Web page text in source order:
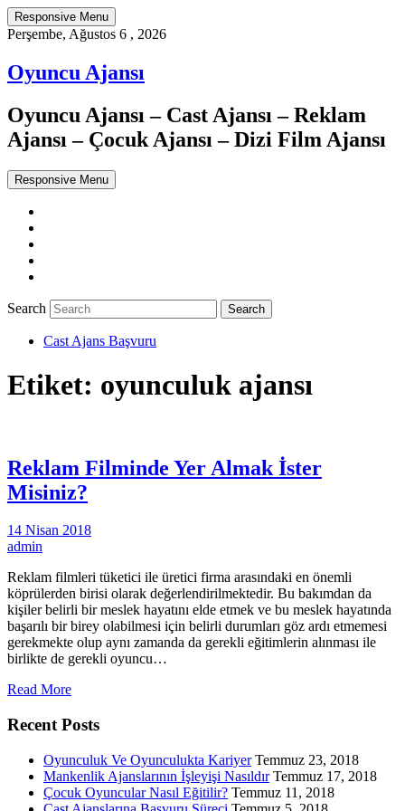
Responsive Menu
Perşembe, Ağustos 6 , 2026
Oyuncu Ajansı
Oyuncu Ajansı – Cast Ajansı – Reklam
Ajansı – Çocuk Ajansı – Dizi Film Ajansı
Responsive Menu
Search
Cast Ajans Başvuru
Etiket: oyunculuk ajansı
Reklam Filminde Yer Almak İster
Misiniz?
14 Nisan 2018
admin
Reklam filmleri tüketici ile üretici firma arasındaki en önemli
köprülerden birisi olarak değerlendirilmektedir. Bu bakımdan da
kişiler belirli bir meslek hayatını elde etmek ve bu meslek hayatında
başarılı bir birey olabilmesi için belirli durumları göz ardı etmemesi
gerekmekte olup aynı zamanda da gerekli eğitimlerin alınması ile
birlikte de gerekli oyuncu…
Read More
Recent Posts
Oyunculuk Ve Oyunculukta Kariyer Temmuz 23, 2018
Mankenlik Ajanslarının İşleyişi Nasıldır Temmuz 17, 2018
Çocuk Oyuncular Nasıl Eğitilir? Temmuz 11, 2018